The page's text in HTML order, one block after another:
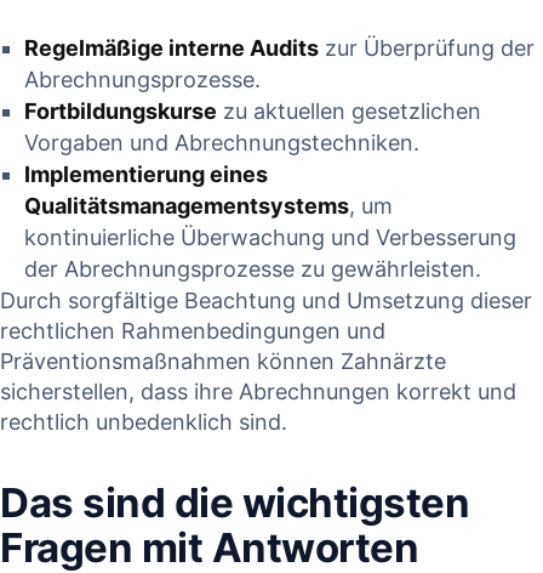
Regelmäßige interne Audits zur Überprüfung‍ der
Abrechnungsprozesse.
Fortbildungskurse zu aktuellen‍ gesetzlichen
Vorgaben ⁣und Abrechnungstechniken.
Implementierung eines
Qualitätsmanagementsystems, um
‌kontinuierliche Überwachung und Verbesserung
der Abrechnungsprozesse⁤ zu gewährleisten.
Durch sorgfältige Beachtung und Umsetzung dieser
rechtlichen⁢ Rahmenbedingungen und
Präventionsmaßnahmen können Zahnärzte
sicherstellen, dass ihre Abrechnungen korrekt und
rechtlich unbedenklich ​sind.
Das sind die ‌wichtigsten
Fragen mit Antworten